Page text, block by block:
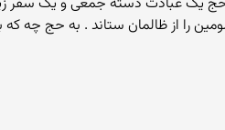
را از ظالمان ستاند . به حج چه که